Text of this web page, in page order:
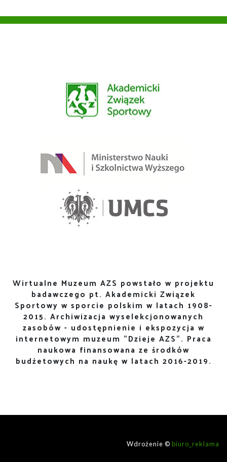
Wirtualne Muzeum AZS powstało w projektu
badawczego pt. Akademicki Związek
Sportowy w sporcie polskim w latach 1908-
2015. Archiwizacja wyselekcjonowanych
zasobów - udostępnienie i ekspozycja w
internetowym muzeum "Dzieje AZS". Praca
naukowa finansowana ze środków
budżetowych na naukę w latach 2016-2019.
Wdrożenie © biuro_reklama